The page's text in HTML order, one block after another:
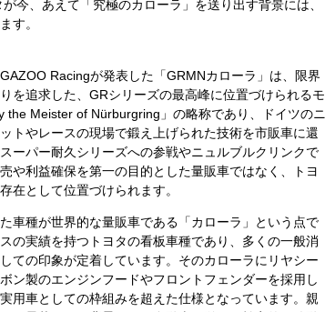
今、あえて「究極のカローラ」を送り出す背景には、
す。
Racingが発表した「GRMNカローラ」は、限界
を追求した、GRシリーズの最高峰に位置づけられるモ
Meister of Nürburgring」の略称であり、ドイツのニ
トやレースの現場で鍛え上げられた技術を市販車に還
ーパー耐久シリーズへの参戦やニュルブルクリンクで
や利益確保を第一の目的とした量販車ではなく、トヨ
在として位置づけられます。
車種が世界的な量販車である「カローラ」という点で
の実績を持つトヨタの看板車種であり、多くの一般消
ての印象が定着しています。そのカローラにリヤシー
ン製のエンジンフードやフロントフェンダーを採用し
用車としての枠組みを超えた仕様となっています。親